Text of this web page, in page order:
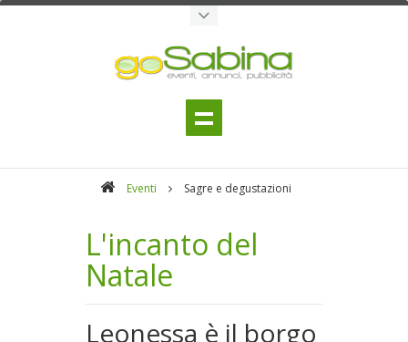
Eventi Sagre e degustazioni
L'incanto del
Natale
Leonessa è il borgo